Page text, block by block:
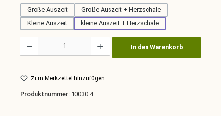
Große Auszeit
Große Auszeit + Herzschale
Kleine Auszeit
kleine Auszeit + Herzschale
Produkt Anzahl: Gib den gewünschten Wert ein oder benutze die
In den Warenkorb
Zum Merkzettel hinzufügen
Produktnummer: 10030.4